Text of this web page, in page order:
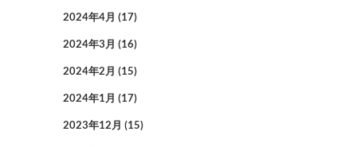
2024年4月 (17)
2024年3月 (16)
2024年2月 (15)
2024年1月 (17)
2023年12月 (15)